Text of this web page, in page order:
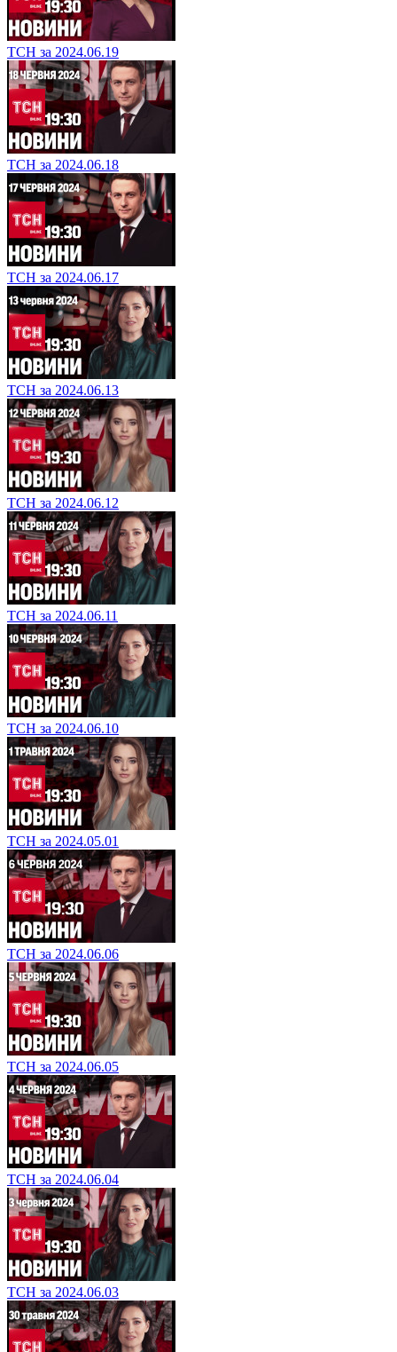
ТСН за 2024.06.19
ТСН за 2024.06.18
ТСН за 2024.06.17
ТСН за 2024.06.13
ТСН за 2024.06.12
ТСН за 2024.06.11
ТСН за 2024.06.10
ТСН за 2024.05.01
ТСН за 2024.06.06
ТСН за 2024.06.05
ТСН за 2024.06.04
ТСН за 2024.06.03